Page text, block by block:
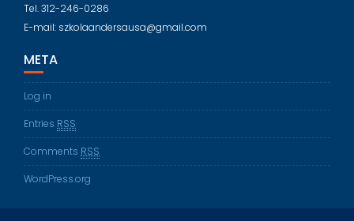
Tel. 312-246-0286
E-mail: szkolaandersausa@gmail.com
META
Log in
Entries RSS
Comments RSS
WordPress.org